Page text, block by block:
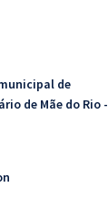
de
de Mãe do Rio -